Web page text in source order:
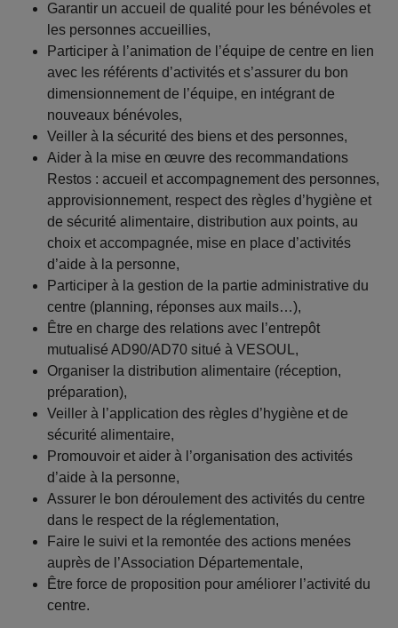
Garantir un accueil de qualité pour les bénévoles et
les personnes accueillies,
Participer à l’animation de l’équipe de centre en lien
avec les référents d’activités et s’assurer du bon
dimensionnement de l’équipe, en intégrant de
nouveaux bénévoles,
Veiller à la sécurité des biens et des personnes,
Aider à la mise en œuvre des recommandations
Restos : accueil et accompagnement des personnes,
approvisionnement, respect des règles d’hygiène et
de sécurité alimentaire, distribution aux points, au
choix et accompagnée, mise en place d’activités
d’aide à la personne,
Participer à la gestion de la partie administrative du
centre (planning, réponses aux mails…),
Être en charge des relations avec l’entrepôt
mutualisé AD90/AD70 situé à VESOUL,
Organiser la distribution alimentaire (réception,
préparation),
Veiller à l’application des règles d’hygiène et de
sécurité alimentaire,
Promouvoir et aider à l’organisation des activités
d’aide à la personne,
Assurer le bon déroulement des activités du centre
dans le respect de la réglementation,
Faire le suivi et la remontée des actions menées
auprès de l’Association Départementale,
Être force de proposition pour améliorer l’activité du
centre.